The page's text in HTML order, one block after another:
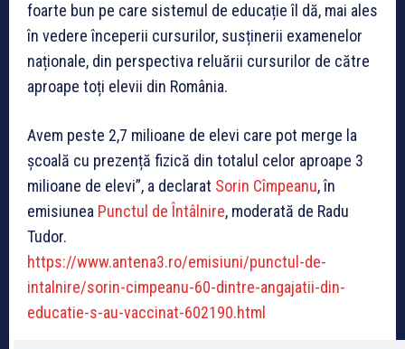
foarte bun pe care sistemul de educație îl dă, mai ales
în vedere începerii cursurilor, susținerii examenelor
naționale, din perspectiva reluării cursurilor de către
aproape toți elevii din România.
Avem peste 2,7 milioane de elevi care pot merge la
școală cu prezență fizică din totalul celor aproape 3
milioane de elevi”, a declarat Sorin Cîmpeanu, în
emisiunea Punctul de Întâlnire, moderată de Radu
Tudor.
https://www.antena3.ro/emisiuni/punctul-de-
intalnire/sorin-cimpeanu-60-dintre-angajatii-din-
educatie-s-au-vaccinat-602190.html